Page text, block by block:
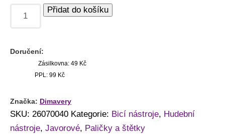
Přidat do košíku
Doručení:
Zásilkovna: 49 Kč
PPL: 99 Kč
Značka: Dimavery
SKU: 26070040 Kategorie: Bicí nástroje, Hudební
nástroje, Javorové, Paličky a štětky